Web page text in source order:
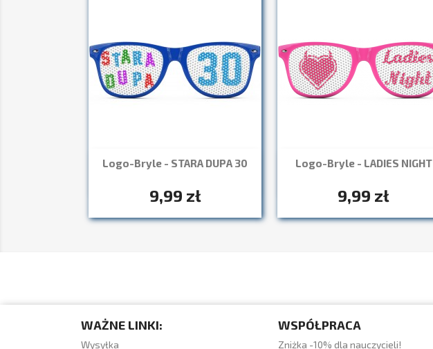
Logo-Bryle - STARA DUPA 30
9,99 zł
Szybki podgląd
Logo-Bryle - LADIES NIGHT
9,99 zł
Szybki podgląd
WAŻNE LINKI:
Wysyłka
WSPÓŁPRACA
Zniżka -10% dla nauczycieli!